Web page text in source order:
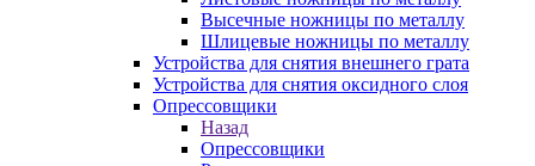
Высечные ножницы по металлу
Шлицевые ножницы по металлу
Устройства для снятия внешнего грата
Устройства для снятия оксидного слоя
Опрессовщики
Назад
Опрессовщики